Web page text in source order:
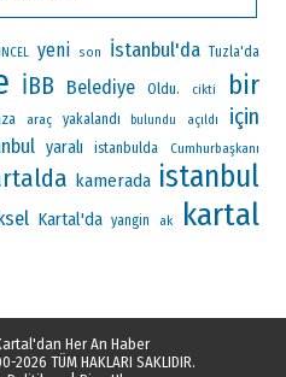
yeni son İstanbul'da Tuzla'da
İBB Belediye Oldu. cikti bir
araç yakalandı bulundu açıldı için
yaralı istanbulda Cumhurbaşkanı
kamerada istanbul
Kartal'da yangin ak
kartal
Her An Haber
2026 TÜM HAKLARI SAKLIDIR.